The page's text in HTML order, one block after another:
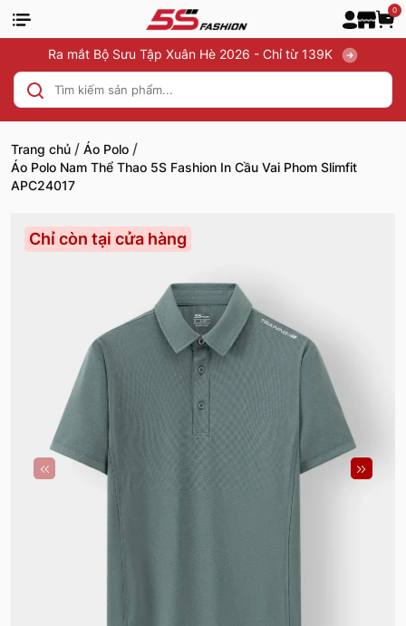
0
Ra mắt Bộ Sưu Tập Xuân Hè 2026 - Chỉ từ 139K
Trang chủ / Áo Polo /
Áo Polo Nam Thể Thao 5S Fashion In Cầu Vai Phom Slimfit
APC24017
Chỉ còn tại cửa hàng